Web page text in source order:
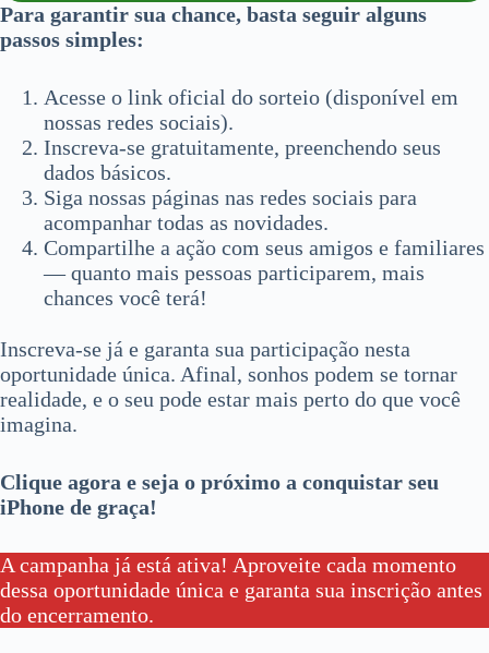
Para garantir sua chance, basta seguir alguns
passos simples:
Acesse o link oficial do sorteio (disponível em
nossas redes sociais).
Inscreva-se gratuitamente, preenchendo seus
dados básicos.
Siga nossas páginas nas redes sociais para
acompanhar todas as novidades.
Compartilhe a ação com seus amigos e familiares
— quanto mais pessoas participarem, mais
chances você terá!
Inscreva-se já e garanta sua participação nesta
oportunidade única. Afinal, sonhos podem se tornar
realidade, e o seu pode estar mais perto do que você
imagina.
Clique agora e seja o próximo a conquistar seu
iPhone de graça!
A campanha já está ativa! Aproveite cada momento
dessa oportunidade única e garanta sua inscrição antes
do encerramento.